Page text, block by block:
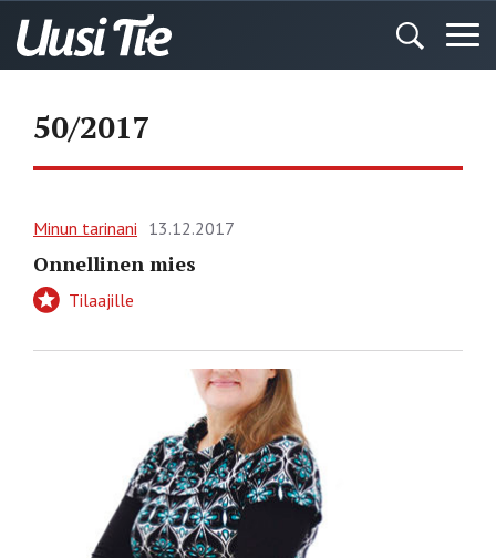
50/2017
Minun tarinani 13.12.2017
Onnellinen mies
Tilaajille